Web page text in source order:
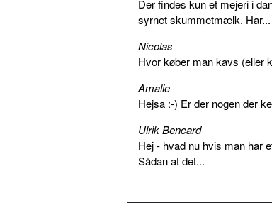
Der findes kun et mejeri i
syrnet skummetmælk. Har...
Nicolas
Hvor køber man kavs (eller
Amalie
Hejsa :-) Er der nogen der
Ulrik Bencard
Hej - hvad nu hvis man har
Sådan at det...